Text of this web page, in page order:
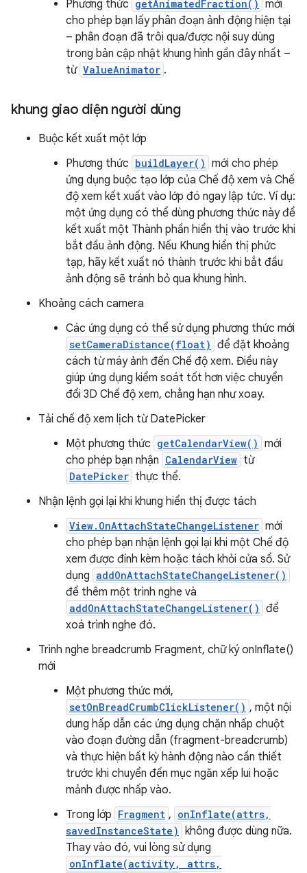
Phương thức getAnimatedFraction() mới
cho phép bạn lấy phân đoạn ảnh động hiện tại
– phân đoạn đã trôi qua/được nội suy dùng
trong bản cập nhật khung hình gần đây nhất –
từ ValueAnimator .
khung giao diện người dùng
Buộc kết xuất một lớp
Phương thức buildLayer() mới cho phép
ứng dụng buộc tạo lớp của Chế độ xem và Chế
độ xem kết xuất vào lớp đó ngay lập tức. Ví dụ:
một ứng dụng có thể dùng phương thức này để
kết xuất một Thành phần hiển thị vào trước khi
bắt đầu ảnh động. Nếu Khung hiển thị phức
tạp, hãy kết xuất nó thành trước khi bắt đầu
ảnh động sẽ tránh bỏ qua khung hình.
Khoảng cách camera
Các ứng dụng có thể sử dụng phương thức mới
setCameraDistance(float) để đặt khoảng
cách từ máy ảnh đến Chế độ xem. Điều này
giúp ứng dụng kiểm soát tốt hơn việc chuyển
đổi 3D Chế độ xem, chẳng hạn như xoay.
Tải chế độ xem lịch từ DatePicker
Một phương thức getCalendarView() mới
cho phép bạn nhận CalendarView từ
DatePicker thực thể.
Nhận lệnh gọi lại khi khung hiển thị được tách
View.OnAttachStateChangeListener mới
cho phép bạn nhận lệnh gọi lại khi một Chế độ
xem được đính kèm hoặc tách khỏi cửa sổ. Sử
dụng addOnAttachStateChangeListener()
để thêm một trình nghe và
addOnAttachStateChangeListener() để
xoá trình nghe đó.
Trình nghe breadcrumb Fragment, chữ ký onInflate()
mới
Một phương thức mới,
setOnBreadCrumbClickListener() , một nội
dung hấp dẫn các ứng dụng chặn nhấp chuột
vào đoạn đường dẫn (fragment-breadcrumb)
và thực hiện bất kỳ hành động nào cần thiết
trước khi chuyển đến mục ngăn xếp lui hoặc
mảnh được nhấp vào.
Trong lớp Fragment , onInflate(attrs,
savedInstanceState) không được dùng nữa.
Thay vào đó, vui lòng sử dụng
onInflate(activity, attrs,